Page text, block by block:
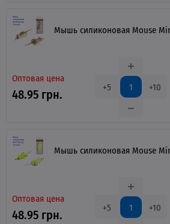
Мышь силиконовая Mouse
Оптовая цена
48.95 грн. +5 +10
Мышь силиконовая Mouse
Оптовая цена
48.95 грн. +5 +10